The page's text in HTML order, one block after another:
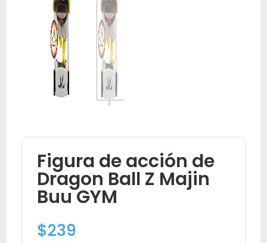
Figura de acción de
Dragon Ball Z Majin
Buu GYM
$239